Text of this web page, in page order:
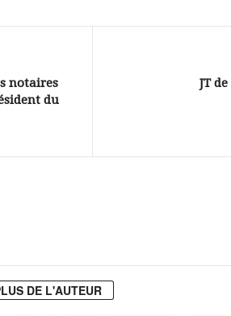
notaires
du
JT
DE L'AUTEUR